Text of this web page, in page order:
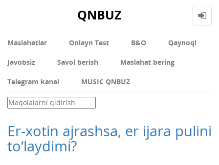
QNBUZ
Maslahatlar Onlayn Test В&О Qaynoq!
Javobsiz Savol berish Maslahat bering
Telegram kanal MUSIC QNBUZ
Er-xotin ajrashsa, er ijara pulini
to‘laydimi?